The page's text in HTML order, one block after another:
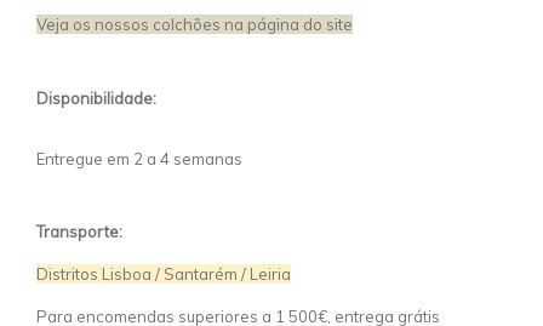
Veja os nossos colchões na página do site
Disponibilidade:
Entregue em 2 a 4 semanas
Transporte:
Distritos Lisboa / Santarém / Leiria
Para encomendas superiores a 1 500€, entrega grátis